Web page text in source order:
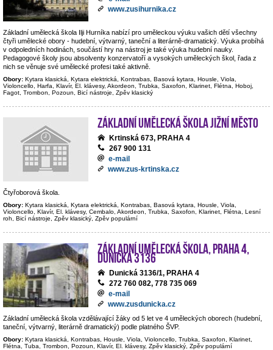
www.zusihurnika.cz
Základní umělecká škola Ilji Hurníka nabízí pro uměleckou výuku vašich dětí všechny
čtyři umělecké obory - hudební, výtvarný, taneční a literárně-dramatický. Výuka probíhá
v odpoledních hodinách, součástí hry na nástroj je také výuka hudební nauky.
Pedagogové školy jsou absolventy konzervatoří a vysokých uměleckých škol, řada z
nich se věnuje své umělecké profesi také aktivně.
Obory: Kytara klasická, Kytara elektrická, Kontrabas, Basová kytara, Housle, Viola,
Violoncello, Harfa, Klavír, El. klávesy, Akordeon, Trubka, Saxofon, Klarinet, Flétna, Hoboj,
Fagot, Trombon, Pozoun, Bicí nástroje, Zpěv klasický
Základní umělecká škola Jižní Město
Krtinská 673, PRAHA 4
267 900 131
e-mail
www.zus-krtinska.cz
Čtyřoborová škola.
Obory: Kytara klasická, Kytara elektrická, Kontrabas, Basová kytara, Housle, Viola,
Violoncello, Klavír, El. klávesy, Cembalo, Akordeon, Trubka, Saxofon, Klarinet, Flétna, Lesní
roh, Bicí nástroje, Zpěv klasický, Zpěv populární
Základní umělecká škola, Praha 4,
Dunická 3136
Dunická 3136/1, PRAHA 4
272 760 082, 778 735 069
e-mail
www.zusdunicka.cz
Základní umělecká škola vzdělávající žáky od 5 let ve 4 uměleckých oborech (hudební,
taneční, výtvarný, literárně dramatický) podle platného ŠVP.
Obory: Kytara klasická, Kontrabas, Housle, Viola, Violoncello, Trubka, Saxofon, Klarinet,
Flétna, Tuba, Trombon, Pozoun, Klavír, El. klávesy, Zpěv klasický, Zpěv populární